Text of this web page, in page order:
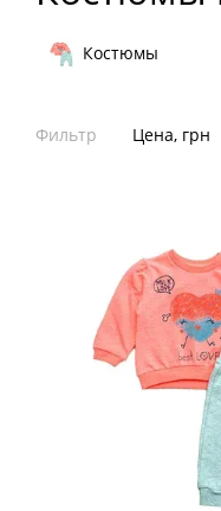
Костюмы
Фильтр Цена, грн